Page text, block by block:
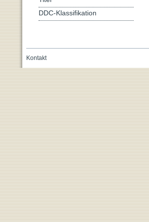
DDC-Klassifikation
Kontakt